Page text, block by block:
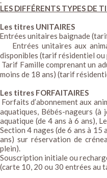
LES DIFFÉRENTS TYPES DE
Les titres UNITAIRES
Entrées unitaires baignade
Entrées unitaires aux
disponibles (tarif résidentiel ou
Tarif Famille comprenant un
moins de 18 ans) (tarif
Les titres FORFAITAIRES
Forfaits d’abonnement aux
aquatiques, Bébés-nageurs (à
aquatique (de 4 ans à 6 ans),
Section 4 nages (de 6 ans à
ans) sur réservation de
plein).
Souscription initiale ou
(carte 10, 20 ou 30 entrées au